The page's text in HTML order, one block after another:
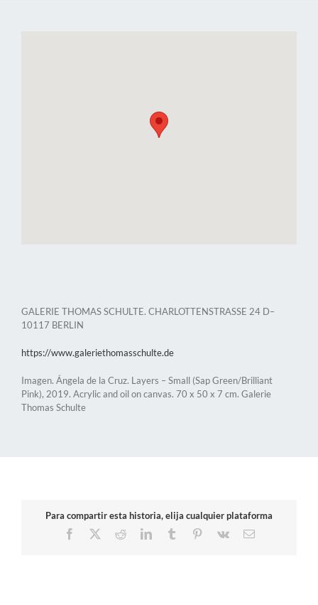
GALERIE THOMAS SCHULTE. CHARLOTTENSTRASSE 24 D–
10117 BERLIN
https://www.galeriethomasschulte.de
Imagen. Ángela de la Cruz. Layers – Small (Sap Green/Brilliant
Pink), 2019. Acrylic and oil on canvas. 70 x 50 x 7 cm. Galerie
Thomas Schulte
Para compartir esta historia, elija cualquier plataforma
Facebook
RedditLinkedInTumblr Pinterest
Vk
Correo